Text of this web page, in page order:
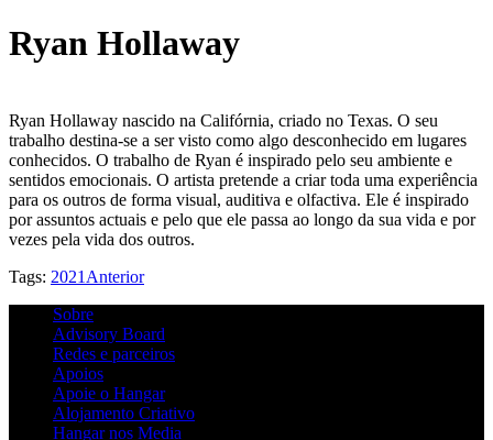
Ryan Hollaway
Ryan Hollaway nascido na Califórnia, criado no Texas. O seu
trabalho destina-se a ser visto como algo desconhecido em lugares
conhecidos. O trabalho de Ryan é inspirado pelo seu ambiente e
sentidos emocionais. O artista pretende a criar toda uma experiência
para os outros de forma visual, auditiva e olfactiva. Ele é inspirado
por assuntos actuais e pelo que ele passa ao longo da sua vida e por
vezes pela vida dos outros.
Tags: 2021 Anterior
Sobre
Advisory Board
Redes e parceiros
Apoios
Apoie o Hangar
Alojamento Criativo
Hangar nos Media